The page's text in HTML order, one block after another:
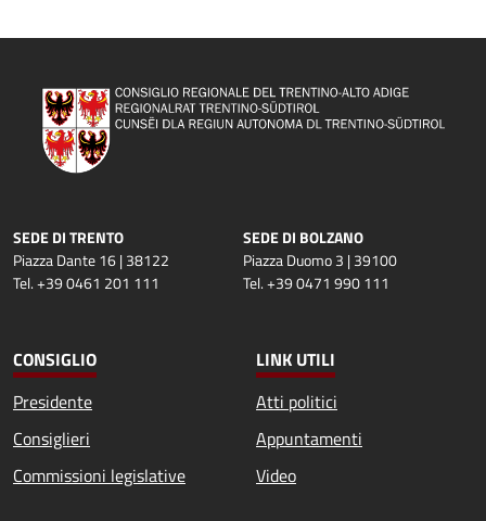
SEDE DI TRENTO
Piazza Dante 16 | 38122
Tel. +39 0461 201 111
SEDE DI BOLZANO
Piazza Duomo 3 | 39100
Tel. +39 0471 990 111
CONSIGLIO
Presidente
Consiglieri
Commissioni legislative
LINK UTILI
Atti politici
Appuntamenti
Video